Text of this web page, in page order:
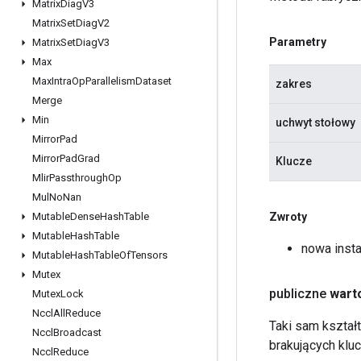
MatrixDiagV3
MatrixSetDiagV2
MatrixSetDiagV3
Max
MaxIntraOpParallelismDataset
Merge
Min
MirrorPad
MirrorPadGrad
MlirPassthroughOp
Mul NoNan
MutableDenseHashTable
MutableHashTable
MutableHashTableOfTensors
Mutex
MutexLock
Nccl All Reduce
Nccl Broadcast
Nccl Reduce
Parametry
zakres
uchwyt stołowy
Klucze
Zwroty
nowa
publiczne
Taki sam
brakujących